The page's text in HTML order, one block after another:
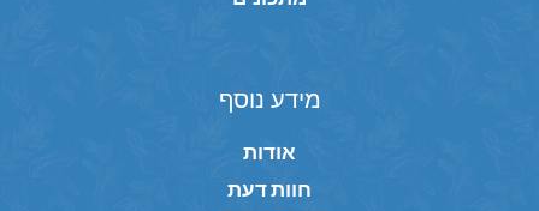
מידע נוסף
אודות
חוות דעת